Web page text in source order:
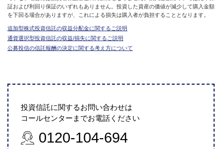
証および利回り保証のいずれもありません。投資した資産の価値が減少して購入金額
を下回る場合がありますが、これによる損失は購入者が負担することとなります。
追加型株式投資信託の収益分配金に関するご説明
通貨選択型投資信託の収益/損失に関するご説明
公募投信の信託報酬の決定に関する考え方について
投資信託に関するお問い合わせは
コールセンターまでお電話ください
0120-104-694